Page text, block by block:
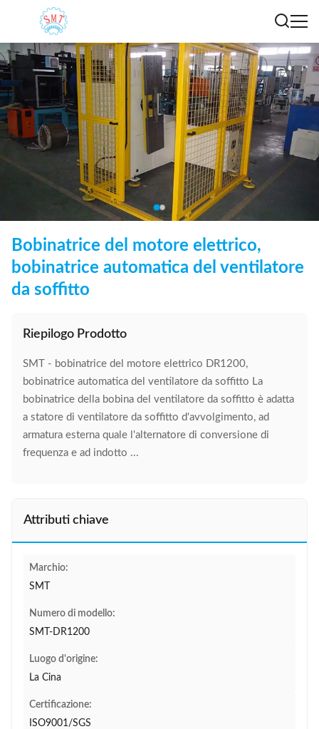
Bobinatrice del motore elettrico,
bobinatrice automatica del ventilatore
da soffitto
Riepilogo Prodotto
SMT - bobinatrice del motore elettrico DR1200,
bobinatrice automatica del ventilatore da soffitto La
bobinatrice della bobina del ventilatore da soffitto è adatta
a statore di ventilatore da soffitto d'avvolgimento, ad
armatura esterna quale l'alternatore di conversione di
frequenza e ad indotto ...
Attributi chiave
Marchio:
SMT
Numero di modello:
SMT-DR1200
Luogo d'origine:
La Cina
Certificazione:
ISO9001/SGS